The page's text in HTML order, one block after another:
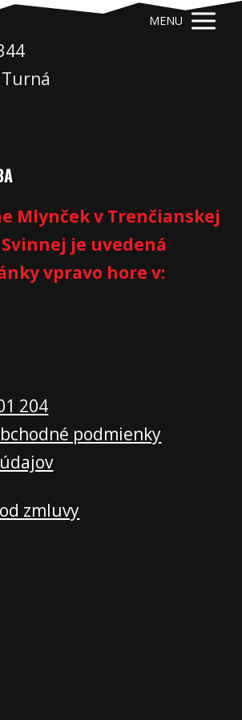
MENU
Mlynček v Trenčianskej
je uvedená
vpravo hore v:
204
podmienky
zmluvy